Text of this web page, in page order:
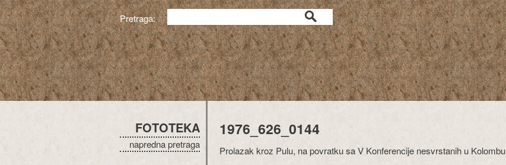
Pretraga:
FOTOTEKA
napredna pretraga
1976_626_0144
Prolazak kroz Pulu, na povratku sa V Konferencije nesvrstanih u Kolombu